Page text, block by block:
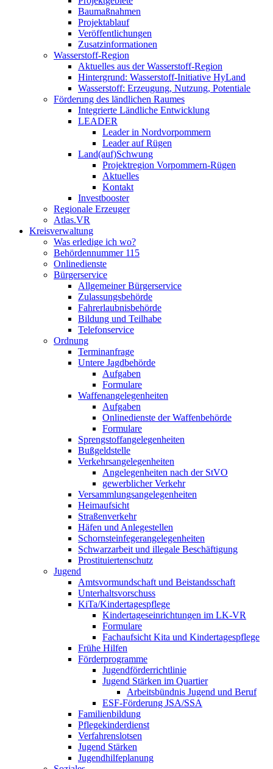
Baumaßnahmen
Projektablauf
Veröffentlichungen
Zusatzinformationen
Wasserstoff-Region
Aktuelles aus der Wasserstoff-Region
Hintergrund: Wasserstoff-Initiative HyLand
Wasserstoff: Erzeugung, Nutzung, Potentiale
Förderung des ländlichen Raumes
Integrierte Ländliche Entwicklung
LEADER
Leader in Nordvorpommern
Leader auf Rügen
Land(auf)Schwung
Projektregion Vorpommern-Rügen
Aktuelles
Kontakt
Investbooster
Regionale Erzeuger
Atlas.VR
Kreisverwaltung
Was erledige ich wo?
Behördennummer 115
Onlinedienste
Bürgerservice
Allgemeiner Bürgerservice
Zulassungsbehörde
Fahrerlaubnisbehörde
Bildung und Teilhabe
Telefonservice
Ordnung
Terminanfrage
Untere Jagdbehörde
Aufgaben
Formulare
Waffenangelegenheiten
Aufgaben
Onlinedienste der Waffenbehörde
Formulare
Sprengstoff­angelegenheiten
Bußgeldstelle
Verkehrsangelegenheiten
Angelegenheiten nach der StVO
gewerblicher Verkehr
Versammlungs­angelegenheiten
Heimaufsicht
Straßenverkehr
Häfen und Anlegestellen
Schornsteinfeger­angelegenheiten
Schwarzarbeit und illegale Beschäftigung
Prostituiertenschutz
Jugend
Amtsvormundschaft und Beistandsschaft
Unterhaltsvorschuss
KiTa/Kindertagespflege
Kindertages­einrichtungen im LK-VR
Formulare
Fachaufsicht Kita und Kindertagespflege
Frühe Hilfen
Förderprogramme
Jugendförderrichtlinie
Jugend Stärken im Quartier
Arbeitsbündnis Jugend und Beruf
ESF-Förderung JSA/SSA
Familienbildung
Pflegekinderdienst
Verfahrenslotsen
Jugend Stärken
Jugendhilfeplanung